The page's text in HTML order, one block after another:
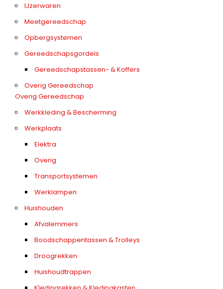
IJzerwaren
Meetgereedschap
Opbergsystemen
Gereedschapsgordels
Gereedschapstassen- & Koffers
Overig Gereedschap
Overig Gereedschap
Werkkleding & Bescherming
Werkplaats
Elektra
Overig
Transportsystemen
Werklampen
Huishouden
Afvalemmers
Boodschappentassen & Trolleys
Droogrekken
Huishoudtrappen